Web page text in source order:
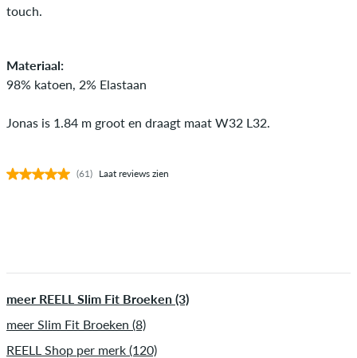
touch.
Materiaal:
98% katoen, 2% Elastaan
Jonas is 1.84 m groot en draagt maat W32 L32.
(61) Laat reviews zien
meer REELL Slim Fit Broeken (3)
meer Slim Fit Broeken (8)
REELL Shop per merk (120)